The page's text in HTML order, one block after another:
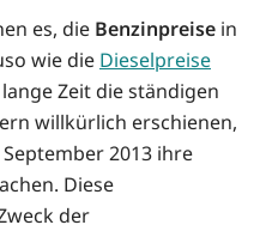
es, die Benzinpreise in
wie die Dieselpreise
Zeit die ständigen
willkürlich erschienen,
2013 ihre
Diese
der